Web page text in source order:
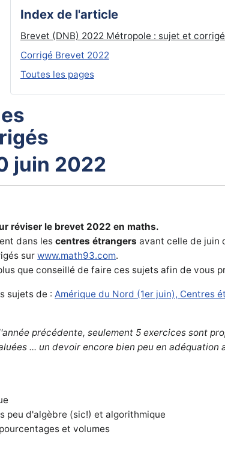
Index de l'article
Brevet (DNB) 2022 Métropole : sujet et
Corrigé Brevet 2022
Toutes les pages
juin 2022
réviser le brevet 2022 en maths.
dans lescentres étrangers avant celle de juin
surwww.math93.com.
que conseillé de faire ces sujets afin de vous
sujets de :Amérique du Nord (1er juin), Centres
précédente, seulement 5 exercices sont
... un devoir encore bien peu en
peu d'algèbre (sic!) et algorithmique
et volumes